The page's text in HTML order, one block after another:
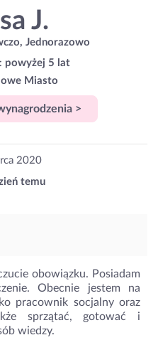
J.
Jednorazowo
powyżej 5 lat
Miasto
>
2020
temu
obowiązku. Posiadam
Obecnie jestem na
pracownik socjalny oraz
sprzątać, gotować i
wiedzy.